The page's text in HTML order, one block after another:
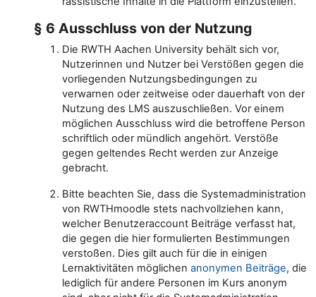
§ 6 Ausschluss von der Nutzung
Die RWTH Aachen University behält sich vor,
Nutzerinnen und Nutzer bei Verstößen gegen die
vorliegenden Nutzungsbedingungen zu
verwarnen oder zeitweise oder dauerhaft von der
Nutzung des LMS auszuschließen. Vor einem
möglichen Ausschluss wird die betroffene Person
schriftlich oder mündlich angehört. Verstöße
gegen geltendes Recht werden zur Anzeige
gebracht.
Bitte beachten Sie, dass die Systemadministration
von RWTHmoodle stets nachvollziehen kann,
welcher Benutzeraccount Beiträge verfasst hat,
die gegen die hier formulierten Bestimmungen
verstoßen. Dies gilt auch für die in einigen
Lernaktivitäten möglichen anonymen Beiträge, die
lediglich für andere Personen im Kurs anonym